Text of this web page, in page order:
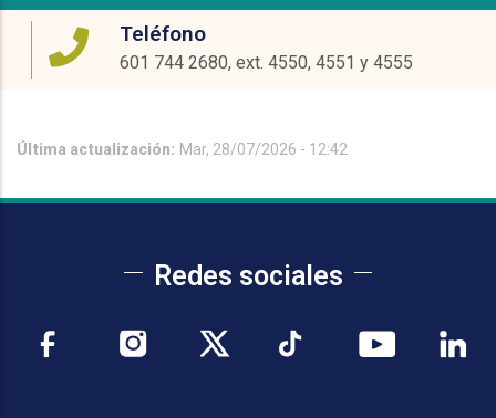
Teléfono
601 744 2680, ext. 4550, 4551 y 4555
Última actualización: Mar, 28/07/2026 - 12:42
Redes sociales